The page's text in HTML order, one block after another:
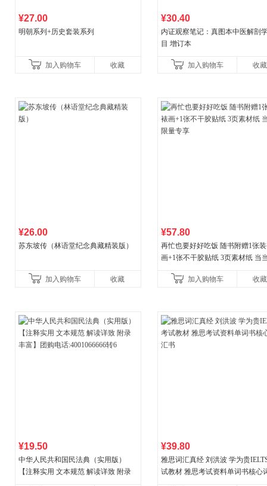
¥27.00
明朝系列+历史套装系列
加入购物车 收藏
¥30.40
内证观察笔记：真图本中医解剖
目 增订本
加入购物车 收藏
¥26.00
苏东坡传（林语堂纪念典藏精装版）
加入购物车 收藏
¥57.80
再忙也要好好吃饭 随书附赠1张
画+1张不干胶贴纸 3页素材纸 当
加入购物车
收藏
¥19.50
中华人民共和国民法典（实用版）
【注释实用 文本规范 解读详致 附录
¥39.80
雅思词汇真经 刘洪波 学为贵
试教材 雅思考试资料单词书核心